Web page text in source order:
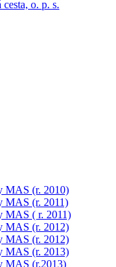
o. p. s.
MAS (r. 2010)
MAS (r. 2011)
MAS ( r. 2011)
MAS (r. 2012)
MAS (r. 2012)
MAS (r. 2013)
MAS (r.2013)